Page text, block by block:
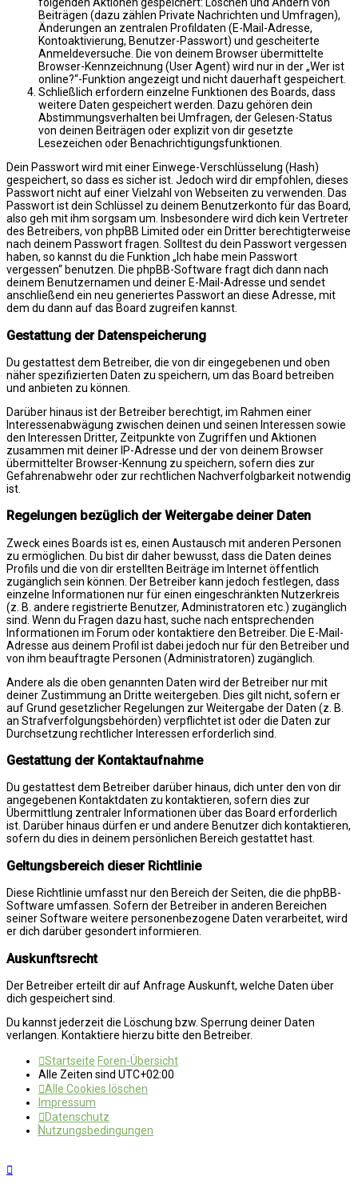
folgenden Aktionen gespeichert: Löschen und Ändern von
Beiträgen (dazu zählen Private Nachrichten und Umfragen),
Änderungen an zentralen Profildaten (E-Mail-Adresse,
Kontoaktivierung, Benutzer-Passwort) und gescheiterte
Anmeldeversuche. Die von deinem Browser übermittelte
Browser-Kennzeichnung (User Agent) wird nur in der „Wer ist
online?“-Funktion angezeigt und nicht dauerhaft gespeichert.
Schließlich erfordern einzelne Funktionen des Boards, dass
weitere Daten gespeichert werden. Dazu gehören dein
Abstimmungsverhalten bei Umfragen, der Gelesen-Status
von deinen Beiträgen oder explizit von dir gesetzte
Lesezeichen oder Benachrichtigungsfunktionen.
Dein Passwort wird mit einer Einwege-Verschlüsselung (Hash)
gespeichert, so dass es sicher ist. Jedoch wird dir empfohlen, dieses
Passwort nicht auf einer Vielzahl von Webseiten zu verwenden. Das
Passwort ist dein Schlüssel zu deinem Benutzerkonto für das Board,
also geh mit ihm sorgsam um. Insbesondere wird dich kein Vertreter
des Betreibers, von phpBB Limited oder ein Dritter berechtigterweise
nach deinem Passwort fragen. Solltest du dein Passwort vergessen
haben, so kannst du die Funktion „Ich habe mein Passwort
vergessen“ benutzen. Die phpBB-Software fragt dich dann nach
deinem Benutzernamen und deiner E-Mail-Adresse und sendet
anschließend ein neu generiertes Passwort an diese Adresse, mit
dem du dann auf das Board zugreifen kannst.
Gestattung der Datenspeicherung
Du gestattest dem Betreiber, die von dir eingegebenen und oben
näher spezifizierten Daten zu speichern, um das Board betreiben
und anbieten zu können.
Darüber hinaus ist der Betreiber berechtigt, im Rahmen einer
Interessenabwägung zwischen deinen und seinen Interessen sowie
den Interessen Dritter, Zeitpunkte von Zugriffen und Aktionen
zusammen mit deiner IP-Adresse und der von deinem Browser
übermittelter Browser-Kennung zu speichern, sofern dies zur
Gefahrenabwehr oder zur rechtlichen Nachverfolgbarkeit notwendig
ist.
Regelungen bezüglich der Weitergabe deiner Daten
Zweck eines Boards ist es, einen Austausch mit anderen Personen
zu ermöglichen. Du bist dir daher bewusst, dass die Daten deines
Profils und die von dir erstellten Beiträge im Internet öffentlich
zugänglich sein können. Der Betreiber kann jedoch festlegen, dass
einzelne Informationen nur für einen eingeschränkten Nutzerkreis
(z. B. andere registrierte Benutzer, Administratoren etc.) zugänglich
sind. Wenn du Fragen dazu hast, suche nach entsprechenden
Informationen im Forum oder kontaktiere den Betreiber. Die E-Mail-
Adresse aus deinem Profil ist dabei jedoch nur für den Betreiber und
von ihm beauftragte Personen (Administratoren) zugänglich.
Andere als die oben genannten Daten wird der Betreiber nur mit
deiner Zustimmung an Dritte weitergeben. Dies gilt nicht, sofern er
auf Grund gesetzlicher Regelungen zur Weitergabe der Daten (z. B.
an Strafverfolgungsbehörden) verpflichtet ist oder die Daten zur
Durchsetzung rechtlicher Interessen erforderlich sind.
Gestattung der Kontaktaufnahme
Du gestattest dem Betreiber darüber hinaus, dich unter den von dir
angegebenen Kontaktdaten zu kontaktieren, sofern dies zur
Übermittlung zentraler Informationen über das Board erforderlich
ist. Darüber hinaus dürfen er und andere Benutzer dich kontaktieren,
sofern du dies in deinem persönlichen Bereich gestattet hast.
Geltungsbereich dieser Richtlinie
Diese Richtlinie umfasst nur den Bereich der Seiten, die die phpBB-
Software umfassen. Sofern der Betreiber in anderen Bereichen
seiner Software weitere personenbezogene Daten verarbeitet, wird
er dich darüber gesondert informieren.
Auskunftsrecht
Der Betreiber erteilt dir auf Anfrage Auskunft, welche Daten über
dich gespeichert sind.
Du kannst jederzeit die Löschung bzw. Sperrung deiner Daten
verlangen. Kontaktiere hierzu bitte den Betreiber.
Startseite Foren-Übersicht
Alle Zeiten sind UTC+02:00
Alle Cookies löschen
Impressum
Datenschutz
Nutzungsbedingungen